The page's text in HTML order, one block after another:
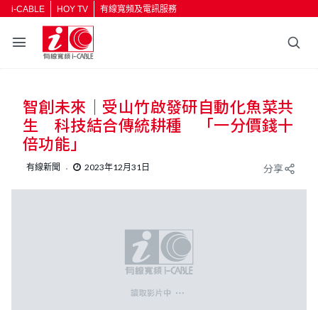
i-CABLE HOY TV 有線寬頻及電訊服務
返回
按輸入鍵開始搜尋
智創未來｜受山竹啟發研自動化魚菜共
生 科技結合傳統耕種 「一分價錢十
倍功能」
有線新聞 2023年12月31日 分享